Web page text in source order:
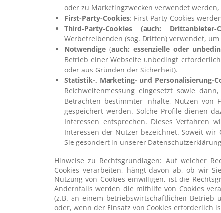
oder zu Marketingzwecken verwendet
First-Party-Cookies: First-Party-Cookies
Third-Party-Cookies (auch: Drittanbieter-
Werbetreibenden (sog. Dritten) verwendet,
Notwendige (auch: essenzielle oder
Betrieb einer Webseite unbedingt
oder aus Gründen der Sicherheit).
Statistik-, Marketing- und Personalisierung-
Reichweitenmessung eingesetzt sowie
Betrachten bestimmter Inhalte, Nutzen von
gespeichert werden. Solche Profile dienen
Interessen entsprechen. Dieses Verfahren
Interessen der Nutzer bezeichnet. Soweit wir
Sie gesondert in unserer
Hinweise zu Rechtsgrundlagen: Auf welcher
Cookies verarbeiten, hängt davon ab, ob wir
Nutzung von Cookies einwilligen, ist die
Andernfalls werden die mithilfe von Cookies
(z.B. an einem betriebswirtschaftlichen Betrieb
oder, wenn der Einsatz von Cookies erforderlich